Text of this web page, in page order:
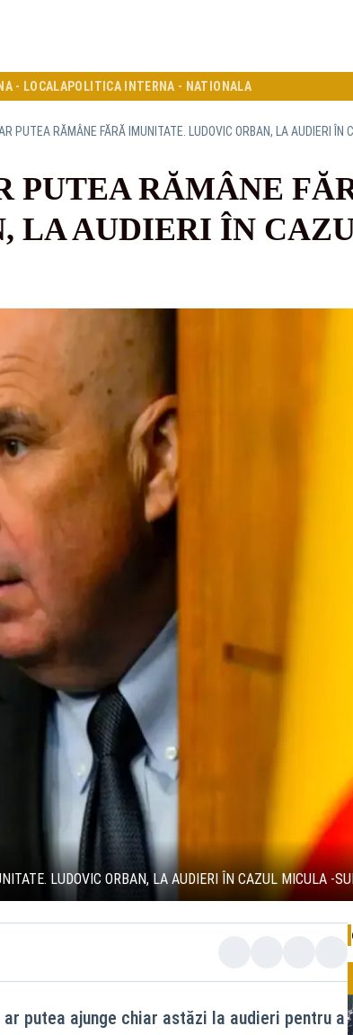
- LOCALAPOLITICA INTERNA - NATIONALA
AR PUTEA RĂMÂNE FĂRĂ IMUNITATE. LUDOVIC ORBAN, LA AUDIERI ÎN
PUTEA RĂMÂNE
LA AUDIERI ÎN
LUDOVIC ORBAN, LA AUDIERI ÎN CAZUL MICULA -
putea ajunge chiar astăzi la audieri pentru a